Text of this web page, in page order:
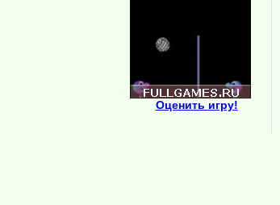
Оценить игру!